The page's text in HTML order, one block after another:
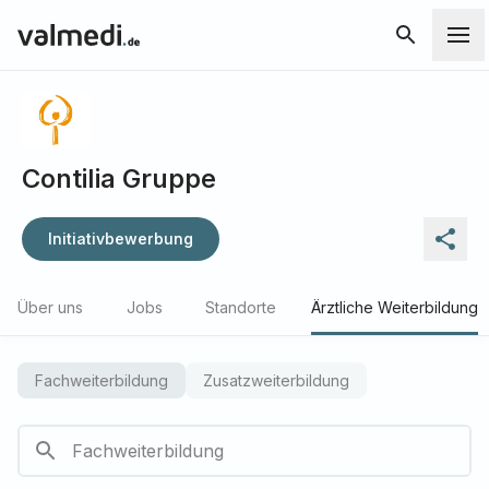
Contilia Gruppe
Initiativbewerbung
Über uns Jobs Standorte Ärztliche Weiterbildung
Fachweiterbildung Zusatzweiterbildung